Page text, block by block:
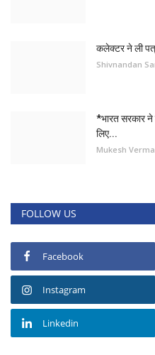
कलेक्टर ने ली
Shivnandan
*भारत सरकार
लिए...
Mukesh Verma
FOLLOW US
Facebook
Instagram
Linkedin